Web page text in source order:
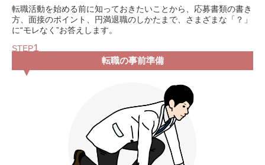
転職活動を始める前に知っておきたいことから、応募書類の書き
方、面接のポイント、円満退職のしかたまで、さまざまな「？」
に“モレなく”お答えします。
STEP1
転職の事前準備